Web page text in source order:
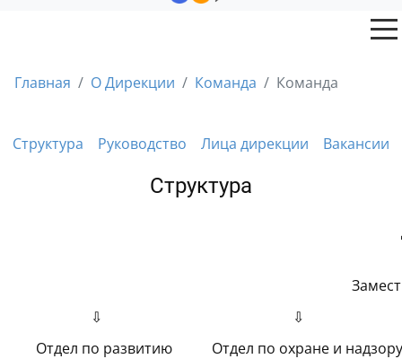
Главная О Дирекции Команда Команда
Структура Руководство Лица дирекции Вакансии
Структура
⇩
⇩
Отдел по развитию
Отдел по охране и надзору